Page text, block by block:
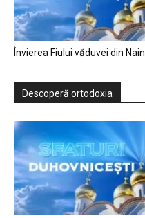
Învierea Fiului văduvei din Nain
Descoperă ortodoxia